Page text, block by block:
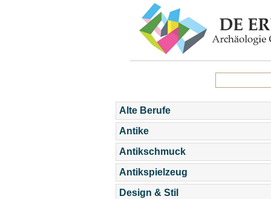
Alte Berufe
Antike
Antikschmuck
Antikspielzeug
Design & Stil